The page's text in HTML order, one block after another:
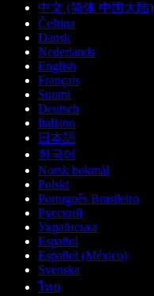
中文 (简体 中国大陆)
Čeština
Dansk
Nederlands
English
Français
Suomi
Deutsch
Italiano
日本語
한국어
Norsk bokmål
Polski
Português Brasileiro
Русский
Українська
Español
Español (México)
Svenska
ไทย